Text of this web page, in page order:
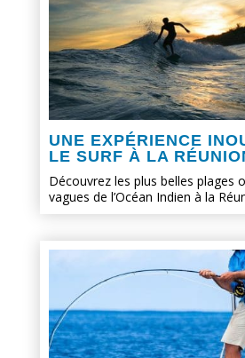
UNE EXPÉRIENCE
LE SURF À LA
Découvrez les plus belles plages
vagues de l’Océan Indien à la